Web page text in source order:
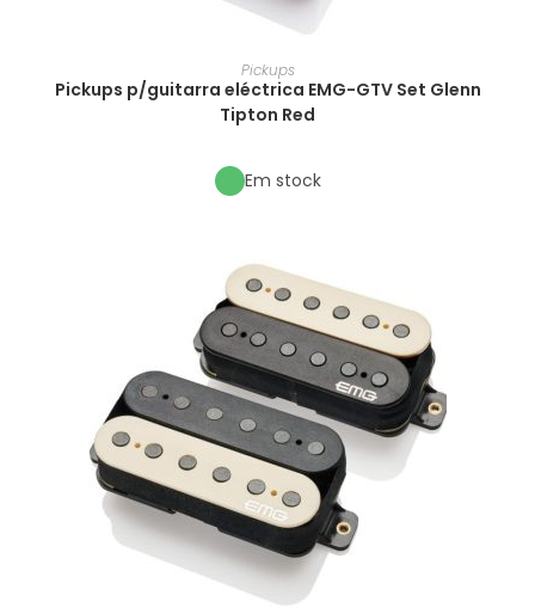
Pickups
Pickups p/guitarra eléctrica EMG-GTV Set Glenn
Tipton Red
Em stock